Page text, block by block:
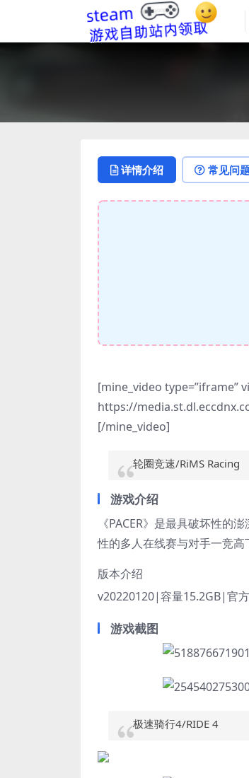
详情介绍 常见问
[mine_video type=”iframe”
https://
[/mine_video]
轮圈竞速/RiMS Racing
游戏介绍
《PACER》是最具破坏性的
性的多人在线赛与对手一竞高
版本介绍
v20220120|容量15.2GB|官
游戏截图
极速骑行4/RIDE 4